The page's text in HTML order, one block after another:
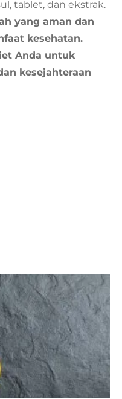
tablet, dan ekstrak.
yang aman dan
kesehatan.
Anda untuk
kesejahteraan